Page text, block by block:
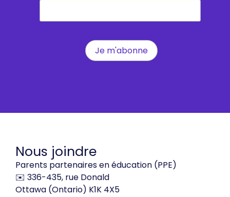
Nous joindre
Parents partenaires en éducation (PPE)
✉️ 336-435, rue Donald
Ottawa (Ontario) K1K 4X5